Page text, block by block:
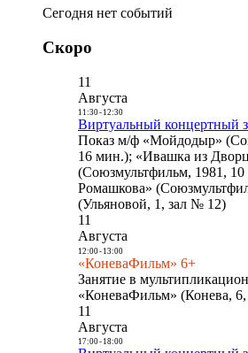
Сегодня нет событий
Скоро
11
Августа
11:30- 12:30
Виртуальный концертный
Показ м/ф «Мойдодыр»
16 мин.); «Ивашка из
(Союзмультфильм, 1981,
Ромашкова»
(Ульяновой, 1, зал № 12)
11
Августа
12:00- 13:00
«КоневаФильм» 6+
Занятие в
«КоневаФильм» (Конева,
11
Августа
17:00- 18:00